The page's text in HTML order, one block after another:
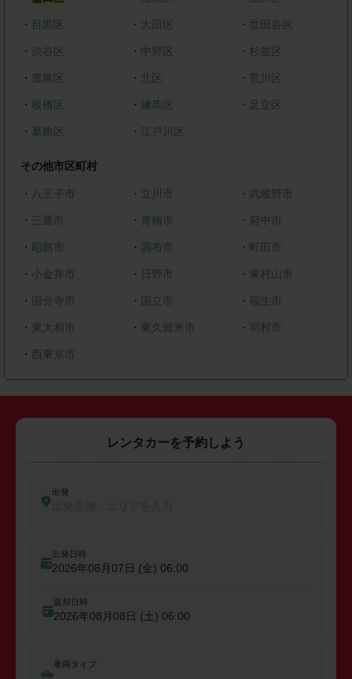
・ 目黒区 ・ 大田区 ・世田谷区
・ 渋谷区 ・ 中野区 ・杉並区
・ 豊島区 ・ 北区 ・ 荒川区
・ 板橋区 ・ 練馬区 ・ 足立区
・ 葛飾区 ・ 江戸川区
その他市区町村
・ 八王子市 ・ 立川市 ・ 武蔵野市
・ 三鷹市 ・ 青梅市 ・ 府中市
・ 昭島市 ・ 調布市 ・ 町田市
・ 小金井市 ・ 日野市 ・ 東村山市
・ 国分寺市 ・ 国立市 ・ 福生市
・ 東大和市 ・ 東久留米市 ・羽村市
・ 西東京市
レンタカーを予約しよう
出発
出発日時
2026年08月07日 (金) 06:00
返却日時
2026年08月08日 (土) 06:00
車両タイプ